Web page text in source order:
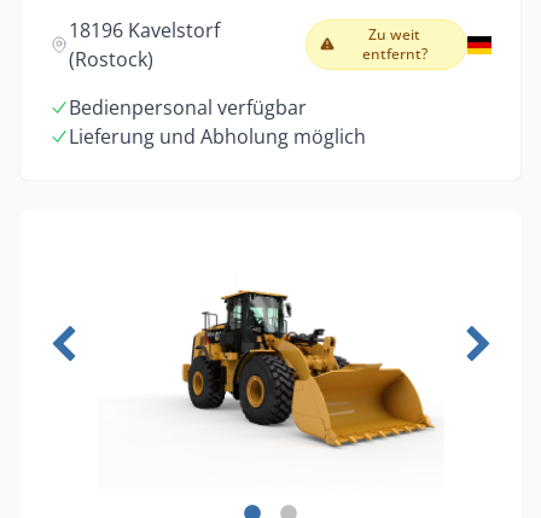
18196 Kavelstorf
(Rostock)
Zu weit
entfernt?
Bedienpersonal verfügbar
Lieferung und Abholung möglich